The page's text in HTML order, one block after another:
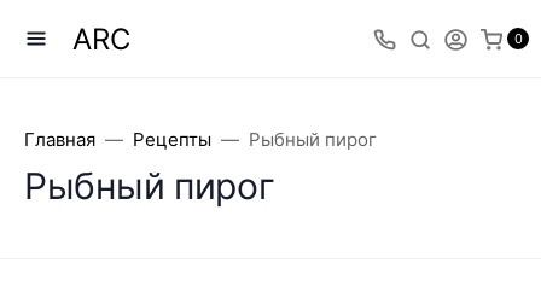
ARC 0
Главная Рецепты Рыбный пирог
Рыбный пирог